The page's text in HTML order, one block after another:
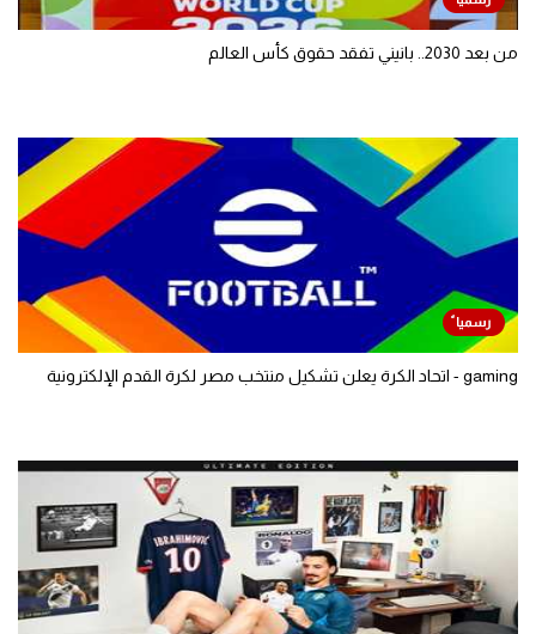
من بعد 2030.. بانيني تفقد حقوق كأس العالم
gaming - اتحاد الكرة يعلن تشكيل منتخب مصر لكرة القدم الإلكترونية